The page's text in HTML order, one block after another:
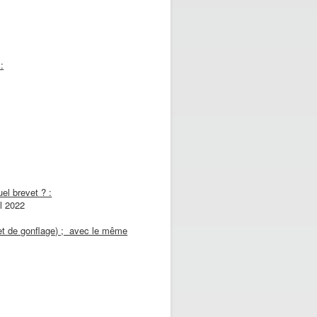
brevet ? :
2022
de gonflage) ; avec le même